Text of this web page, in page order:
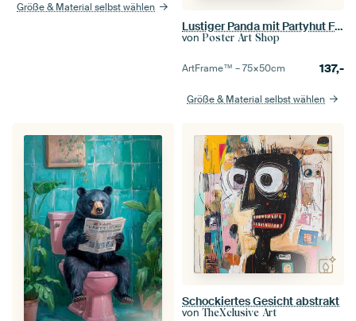
Größe & Material selbst wählen
Lustiger Panda mit Partyhut Feiert Geburtstag
von Poster Art Shop
ArtFrame™ –75×50cm 137,-
Größe & Material selbst wählen
Schockiertes Gesicht abstrakt
von TheXclusive Art